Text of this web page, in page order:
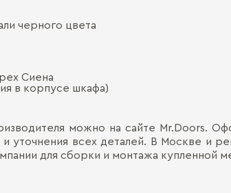
черного цвета
Сиена
в корпусе шкафа)
можно на сайте Mr.Doors.
уточнения всех деталей. В Москве и
для сборки и монтажа купленной